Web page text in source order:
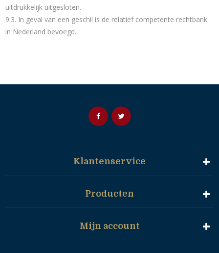
uitdrukkelijk uitgesloten.
9.3. In geval van een geschil is de relatief competente rechtbank
in Nederland bevoegd.
Klantenservice
Producten
Mijn account